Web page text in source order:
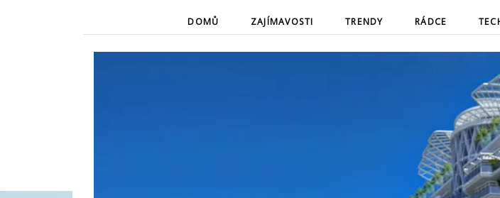
DOMŮ (CURRENT)ZAJÍMAVOSTI TRENDY RÁDCE